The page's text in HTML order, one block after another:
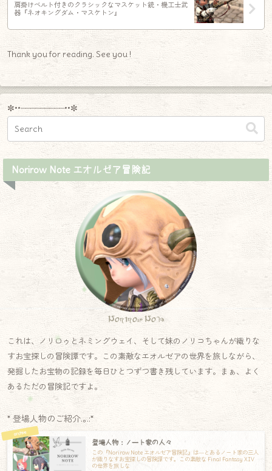
肩掛けベルト付きのクラシックなマスケット銃・機工士武
器『ネオキングダム・マスケトン』
Thank you for reading. See you !
✼••┈┈┈┈┈┈┈┈┈••✼
Norirow Note エオルゼア冒険記
Norirow Note
これは、ノリロゥとネミングウェイ、そして妹のノリコちゃんが織りな
すお宝探しの冒険譚です。この素敵なエオルゼアの世界を旅しながら、
発掘したお宝物の記録を毎日ひとつずつ書き残しています。まぁ、よく
あるただの冒険記ですよ。
* 登場人物のご紹介.｡.:*
登場人物：ノート家の人々
この『Norirow Note エオルゼア冒険記』は―とあるノート家の三人
が織りなすお宝探しの冒険譚です。この素敵な Final Fantasy XIV
の世界を旅しな